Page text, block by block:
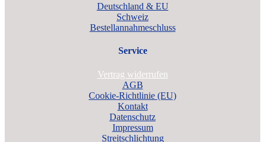
Deutschland & EU
Schweiz
Bestellannahmeschluss
Service
Vertrag widerrufen
AGB
Cookie-Richtlinie (EU)
Kontakt
Datenschutz
Impressum
Streitschlichtung